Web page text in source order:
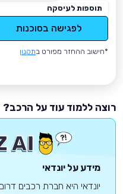
תוספות לעיסקה
לפגישה בסוכנות
*חישוב ההחזר מפורט בתקנון
רוצה ללמוד עוד על הרכב?
מידע על יונדאי
יונדאי היא חברת רכבים